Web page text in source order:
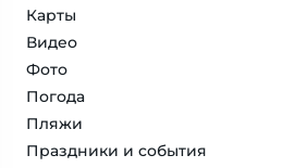
Карты
Видео
Фото
Погода
Пляжи
Праздники и события